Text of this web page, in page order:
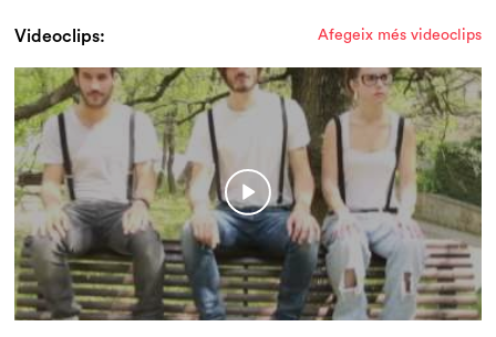
Videoclips: Afegeix més videoclips